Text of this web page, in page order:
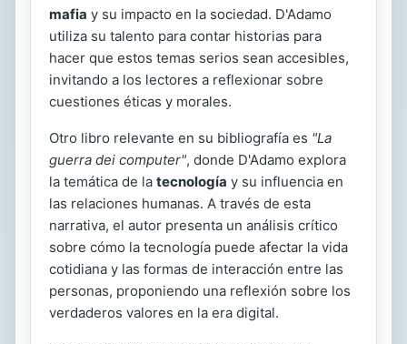
mafia y su impacto en la sociedad. D'Adamo
utiliza su talento para contar historias para
hacer que estos temas serios sean accesibles,
invitando a los lectores a reflexionar sobre
cuestiones éticas y morales.
Otro libro relevante en su bibliografía es "La
guerra dei computer", donde D'Adamo explora
la temática de la tecnología y su influencia en
las relaciones humanas. A través de esta
narrativa, el autor presenta un análisis crítico
sobre cómo la tecnología puede afectar la vida
cotidiana y las formas de interacción entre las
personas, proponiendo una reflexión sobre los
verdaderos valores en la era digital.